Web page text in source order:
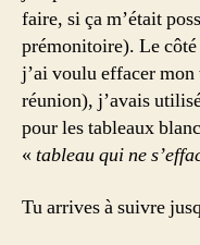
faire, si ça m’était
prémonitoire). Le côté
j’ai voulu effacer mon
réunion), j’avais
pour les tableaux
« tableau qui ne
Tu arrives à suivre